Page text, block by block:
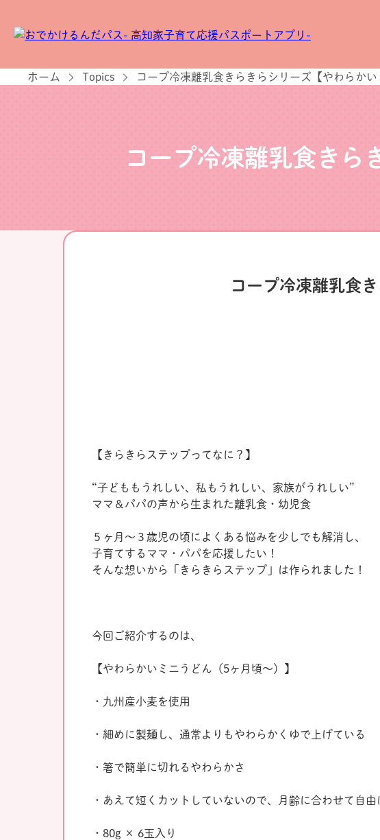
ホーム Topics コープ冷凍離乳食きらきらシリーズ【やわらかい
コープ冷凍離乳食きら
コープ冷凍離乳食
【きらきらステップってなに？】
“子どももうれしい、私もうれしい、家族がうれしい”
ママ＆パパの声から生まれた離乳食・幼児食
５ヶ月～３歳児の頃によくある悩みを少しでも解消し、
子育てするママ・パパを応援したい！
そんな想いから「きらきらステップ」は作られました！
今回ご紹介するのは、
【やわらかいミニうどん（5ヶ月頃〜）】
・九州産小麦を使用
・細めに製麺し、通常よりもやわらかくゆで上げている
・箸で簡単に切れるやわらかさ
・あえて短くカットしていないので、月齢に合わせて自
・80g × 6玉入り